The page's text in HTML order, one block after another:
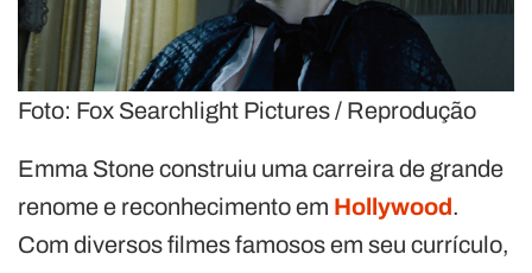
Foto: Fox Searchlight Pictures / Reprodução
Emma Stone construiu uma carreira de grande
renome e reconhecimento em Hollywood.
Com diversos filmes famosos em seu currículo,